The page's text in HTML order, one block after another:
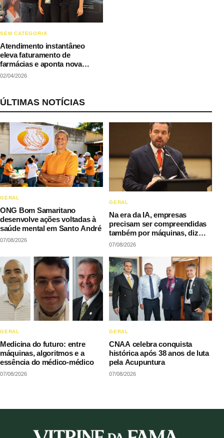
SEM CATEGORIA
Atendimento instantâneo
eleva faturamento de
farmácias e aponta nova
dinâmica competitiva no
02/04/2026
ÚLTIMAS NOTÍCIAS
GERAL
ONG Bom Samaritano
desenvolve ações voltadas à
saúde mental em Santo André
07/08/2026
GERAL
Na era da IA, empresas
precisam ser compreendidas
também por máquinas, diz
LAQI
07/08/2026
GERAL
Medicina do futuro: entre
máquinas, algoritmos e a
essência do médico-médico
07/08/2026
GERAL
CNAA celebra conquista
histórica após 38 anos de luta
pela Acupuntura
07/08/2026